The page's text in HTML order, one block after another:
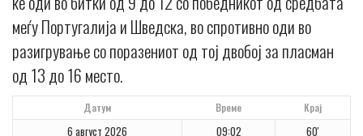
меѓу Португалија и Шведска, во спротивно оди во
разигрување со поразениот од тој двобој за пласман
од 13 до 16 место.
Датум Време Крај
6 август 2026 09:02 60'